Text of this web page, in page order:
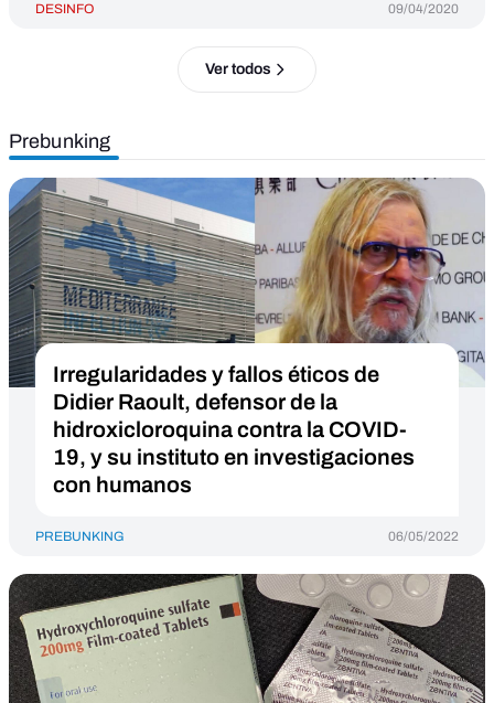
DESINFO 09/04/2020
Ver todos
Prebunking
Irregularidades y fallos éticos de
Didier Raoult, defensor de la
hidroxicloroquina contra la COVID-
19, y su instituto en investigaciones
con humanos
PREBUNKING 06/05/2022